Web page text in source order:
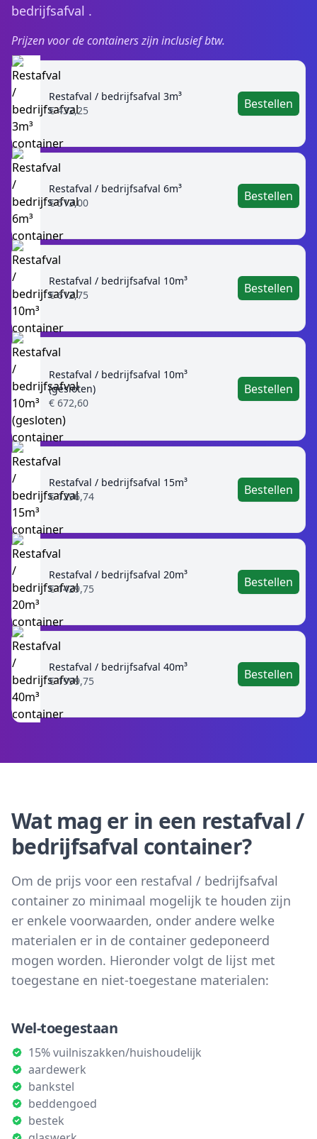
bedrijfsafval .
Prijzen voor de containers zijn inclusief btw.
Restafval / bedrijfsafval 3m³
€ 432,25
Bestellen
Restafval / bedrijfsafval 6m³
€ 513,00
Bestellen
Restafval / bedrijfsafval 10m³
€ 612,75
Bestellen
Restafval / bedrijfsafval 10m³
(gesloten)
€ 672,60
Bestellen
Restafval / bedrijfsafval 15m³
€ 1296,74
Bestellen
Restafval / bedrijfsafval 20m³
€ 1429,75
Bestellen
Restafval / bedrijfsafval 40m³
€ 1999,75
Bestellen
Wat mag er in een restafval /
bedrijfsafval container?
Om de prijs voor een restafval / bedrijfsafval
container zo minimaal mogelijk te houden zijn
er enkele voorwaarden, onder andere welke
materialen er in de container gedeponeerd
mogen worden. Hieronder volgt de lijst met
toegestane en niet-toegestane materialen:
Wel-toegestaan
15% vuilniszakken/huishoudelijk
aardewerk
bankstel
beddengoed
bestek